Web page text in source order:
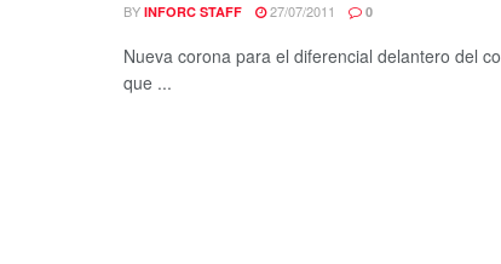
BY INFORC STAFF 27/07/2011 0
Nueva corona para el diferencial delantero del
que ...